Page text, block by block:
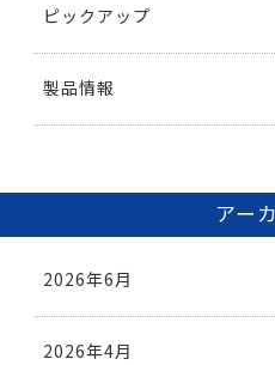
ピックアップ
製品情報
アー
2026年6月
2026年4月